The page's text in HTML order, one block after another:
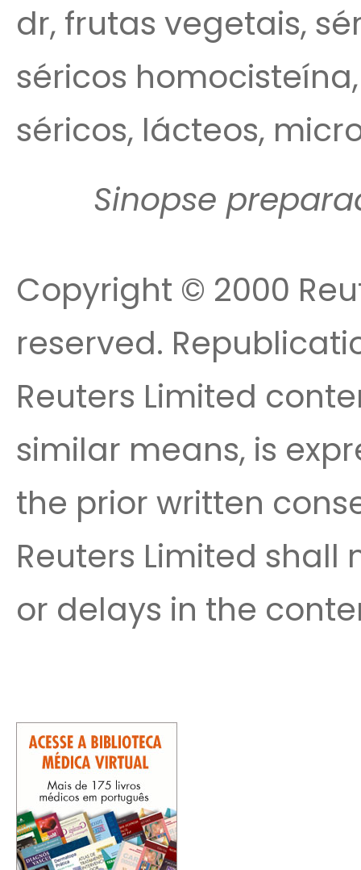
dr, frutas vegetais,
séricos
séricos, lácteos,
Sinopse
Copyright © 2000
reserved.
Reuters Limited
similar means, is
the prior written
Reuters Limited
or delays in the